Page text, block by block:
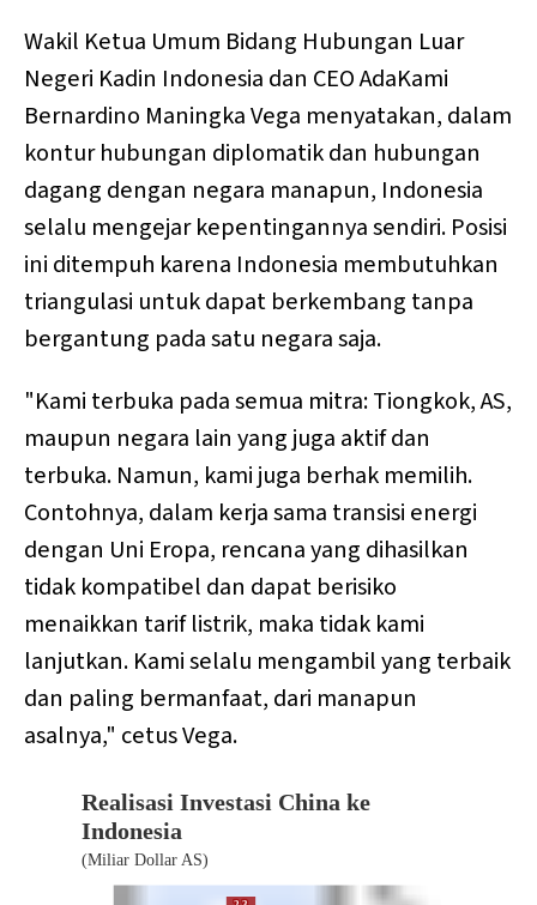
Wakil Ketua Umum Bidang Hubungan Luar
Negeri Kadin Indonesia dan CEO AdaKami
Bernardino Maningka Vega menyatakan, dalam
kontur hubungan diplomatik dan hubungan
dagang dengan negara manapun, Indonesia
selalu mengejar kepentingannya sendiri. Posisi
ini ditempuh karena Indonesia membutuhkan
triangulasi untuk dapat berkembang tanpa
bergantung pada satu negara saja.
"Kami terbuka pada semua mitra: Tiongkok, AS,
maupun negara lain yang juga aktif dan
terbuka. Namun, kami juga berhak memilih.
Contohnya, dalam kerja sama transisi energi
dengan Uni Eropa, rencana yang dihasilkan
tidak kompatibel dan dapat berisiko
menaikkan tarif listrik, maka tidak kami
lanjutkan. Kami selalu mengambil yang terbaik
dan paling bermanfaat, dari manapun
asalnya," cetus Vega.